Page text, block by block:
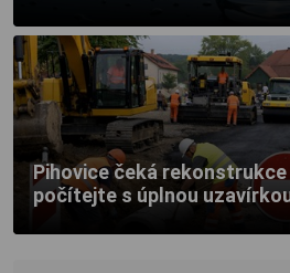
Pihovice čeká
počítejte s úplnou